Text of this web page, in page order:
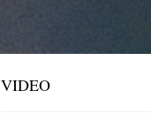
VIDEO